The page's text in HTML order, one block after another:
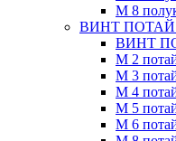
М 8
ВИНТ ПОТАЙ
ВИНТ
М 2
М 3
М 4
М 5
М 6